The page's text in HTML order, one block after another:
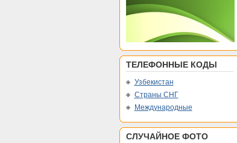
ТЕЛЕФОННЫЕ КОДЫ
Узбекистан
Страны СНГ
Международные
СЛУЧАЙНОЕ ФОТО